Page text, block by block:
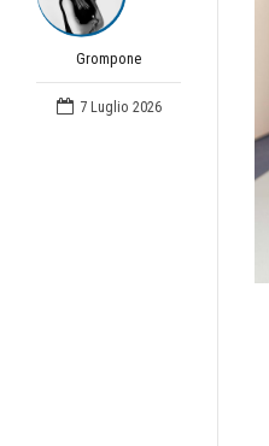
Grompone
7 Luglio 2026